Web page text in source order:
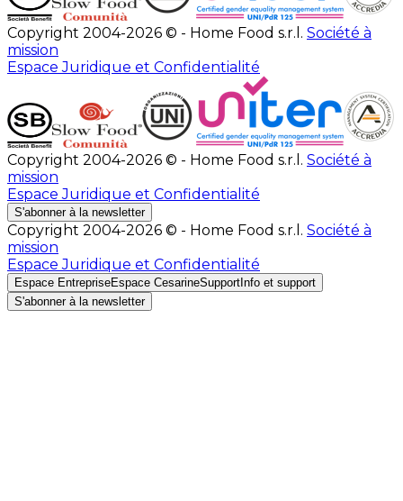
Copyright 2004-2026 © - Home Food s.r.l. Société à
mission
Espace Juridique et Confidentialité
Copyright 2004-2026 © - Home Food s.r.l. Société à
mission
Espace Juridique et Confidentialité
S'abonner à la newsletter
Copyright 2004-2026 © - Home Food s.r.l. Société à
mission
Espace Juridique et Confidentialité
Espace EntrepriseEspace CesarineSupport Info et support
S'abonner à la newsletter